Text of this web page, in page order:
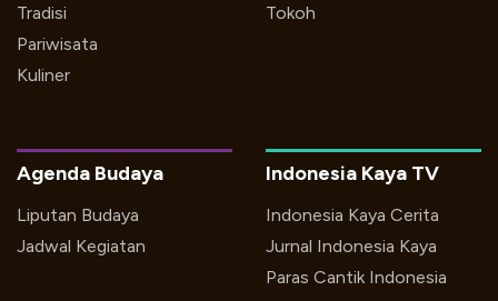
Tradisi
Pariwisata
Kuliner
Tokoh
Indonesia Kaya TV
Indonesia Kaya Cerita
Jurnal Indonesia Kaya
Paras Cantik Indonesia
Agenda Budaya
Liputan Budaya
Jadwal Kegiatan